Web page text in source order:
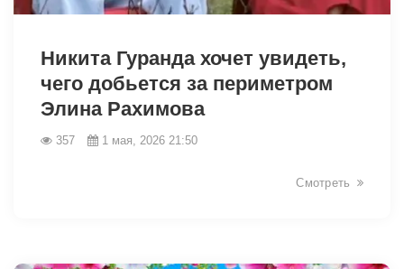
Никита Гуранда хочет увидеть,
чего добьется за периметром
Элина Рахимова
357 1 мая, 2026 21:50
Смотреть